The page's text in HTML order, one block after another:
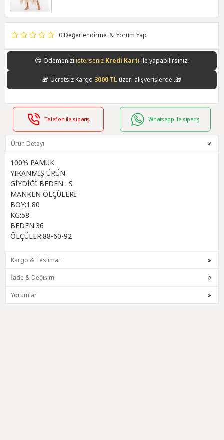
0 Değerlendirme & Yorum Yap
😍 Ödemenizi istersenizKredi Kartı ile yapabilirsiniz!
🎁 Ücretsiz Kargo 3000 TLüzeri alışverişlerde..🎁
Telefon ile sipariş Whatsapp ile sipariş
Ürün Detayı
100% PAMUK
YIKANMIŞ ÜRÜN
GİYDİĞİ BEDEN : S
MANKEN ÖLÇÜLERİ:
BOY:1.80
KG:58
BEDEN:36
ÖLÇÜLER:88-60-92
Kargo & Teslimat
İade & Değişim
Yorumlar